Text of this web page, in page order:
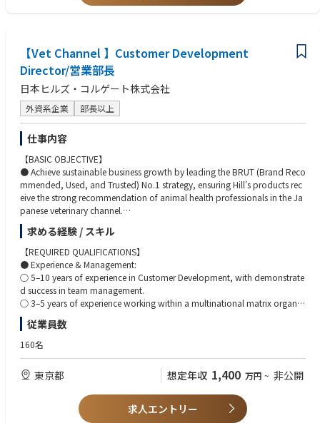
【Vet Channel 】Customer Development
Director/営業部長
日本ヒルズ・コルゲート株式会社
外資系企業 部長以上
仕事内容
【BASIC OBJECTIVE】
● Achieve sustainable business growth by leading the BRUT (Brand Reco
mmended, Used, and Trusted) No.1 strategy, ensuring Hill's products rec
eive the strong recommendation of animal health professionals in the Ja
panese veterinary channel.
● Develop and execute comprehensive long-term and short-term sales a
nd profit growth strategies for the veterinary channel, in collaboration wi
th the Veterinary Professional Affairs team.
● Lead a team of approximately 40-50 territory managers across 5-6 dis
tricts in Japan, and the retail strategy team, to consistently drive short an
d long-term sales volume, market share, and operating profit in alignme
nt with company goals and key equities.
【ESSENTIAL JOB FUNCTIONS:】
● Develop and implement strategic sales plans and programs that drive
volume, market share, and profit performance for veterinary clinics, secu
● Oversee all aspects of the D2C (My Hill’s Shop) platform, including sale
e long-term, stable sales trends.
● Provide hands-on leadership, motivating, coaching, and mentoring V
求める経験 / スキル
【REQUIRED QUALIFICATIONS】
● Experience & Management:
○ 5–10 years of experience in Customer Development, with demonstrate
d success in team management.
○ 3–5 years of experience working within a multinational matrix organiz
ation.
○ Consistent track record of achieving brand, financial, sales, and busin
ess goals.
○ Proven leadership ability, with a self-driven, professional mindset to d
evelop and grow in a fast-changing environment.
○ Demonstrated ability to develop and advance people, and to cultivat
e strong cross-organizational relationships.
○ Strong action orientation: ability to clearly identify tasks, allocate cha
従業員数
160名
東京都 想定年収 1,400 万円 ~ 非公開
求人エントリー